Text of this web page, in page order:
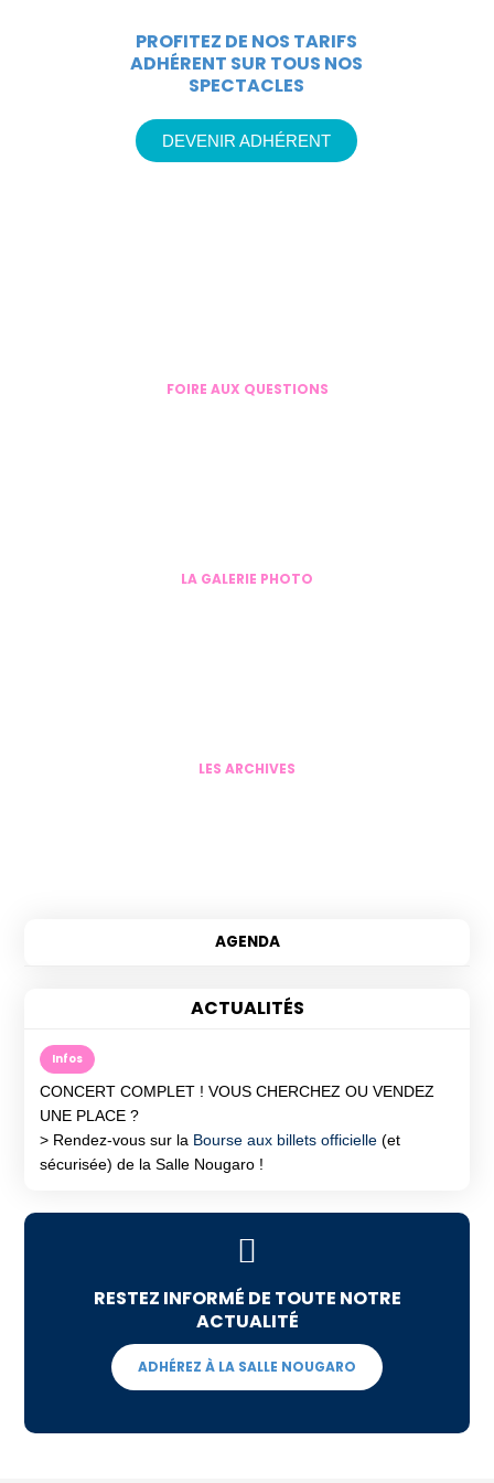
PROFITEZ DE NOS TARIFS
ADHÉRENT SUR TOUS NOS
SPECTACLES
DEVENIR ADHÉRENT
FOIRE AUX QUESTIONS
LA GALERIE PHOTO
LES ARCHIVES
ACTUALITÉS
Infos
CONCERT COMPLET ! VOUS CHERCHEZ OU VENDEZ
UNE PLACE ?
> Rendez-vous sur la Bourse aux billets officielle (et
sécurisée) de la Salle Nougaro !
RESTEZ INFORMÉ DE TOUTE NOTRE
ACTUALITÉ
ADHÉREZ À LA SALLE NOUGARO